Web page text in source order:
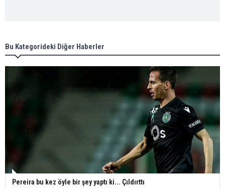
Bu Kategorideki Diğer Haberler
Pereira bu kez öyle bir şey yaptı ki... Çıldırttı